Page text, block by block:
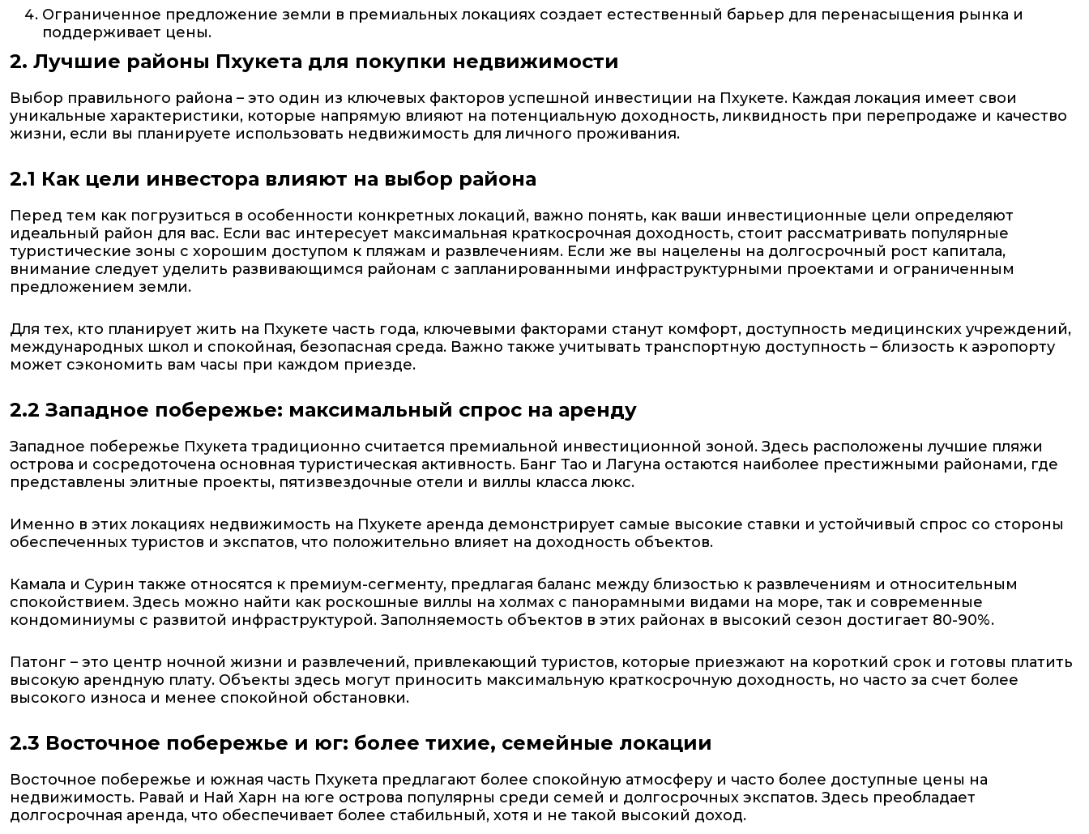
Ограниченное предложение земли в премиальных локациях создает естественный барьер для перенасыщения рынка и
поддерживает цены.
2. Лучшие районы Пхукета для покупки недвижимости
Выбор правильного района – это один из ключевых факторов успешной инвестиции на Пхукете. Каждая локация имеет свои
уникальные характеристики, которые напрямую влияют на потенциальную доходность, ликвидность при перепродаже и качество
жизни, если вы планируете использовать недвижимость для личного проживания.
2.1 Как цели инвестора влияют на выбор района
Перед тем как погрузиться в особенности конкретных локаций, важно понять, как ваши инвестиционные цели определяют
идеальный район для вас. Если вас интересует максимальная краткосрочная доходность, стоит рассматривать популярные
туристические зоны с хорошим доступом к пляжам и развлечениям. Если же вы нацелены на долгосрочный рост капитала,
внимание следует уделить развивающимся районам с запланированными инфраструктурными проектами и ограниченным
предложением земли.
Для тех, кто планирует жить на Пхукете часть года, ключевыми факторами станут комфорт, доступность медицинских учреждений,
международных школ и спокойная, безопасная среда. Важно также учитывать транспортную доступность – близость к аэропорту
может сэкономить вам часы при каждом приезде.
2.2 Западное побережье: максимальный спрос на аренду
Западное побережье Пхукета традиционно считается премиальной инвестиционной зоной. Здесь расположены лучшие пляжи
острова и сосредоточена основная туристическая активность. Банг Тао и Лагуна остаются наиболее престижными районами, где
представлены элитные проекты, пятизвездочные отели и виллы класса люкс.
Именно в этих локациях недвижимость на Пхукете аренда демонстрирует самые высокие ставки и устойчивый спрос со стороны
обеспеченных туристов и экспатов, что положительно влияет на доходность объектов.
Камала и Сурин также относятся к премиум-сегменту, предлагая баланс между близостью к развлечениям и относительным
спокойствием. Здесь можно найти как роскошные виллы на холмах с панорамными видами на море, так и современные
кондоминиумы с развитой инфраструктурой. Заполняемость объектов в этих районах в высокий сезон достигает 80-90%.
Патонг – это центр ночной жизни и развлечений, привлекающий туристов, которые приезжают на короткий срок и готовы платить
высокую арендную плату. Объекты здесь могут приносить максимальную краткосрочную доходность, но часто за счет более
высокого износа и менее спокойной обстановки.
2.3 Восточное побережье и юг: более тихие, семейные локации
Восточное побережье и южная часть Пхукета предлагают более спокойную атмосферу и часто более доступные цены на
недвижимость. Равай и Най Харн на юге острова популярны среди семей и долгосрочных экспатов. Здесь преобладает
долгосрочная аренда, что обеспечивает более стабильный, хотя и не такой высокий доход.